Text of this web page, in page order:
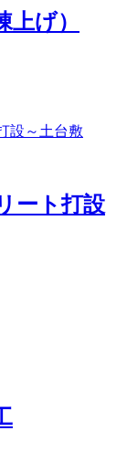
げ）
ート打設